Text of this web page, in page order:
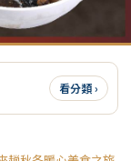
看分類 ›